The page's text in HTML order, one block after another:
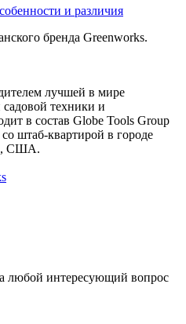
и различия
бренда Greenworks.
лучшей в мире
техники и
в состав Globe Tools Group
штаб-квартирой в городе
США.
любой интересующий вопрос